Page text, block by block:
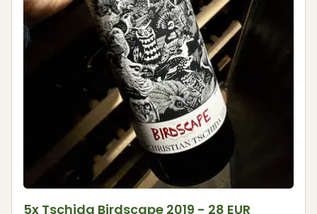
5x Tschida Birdscape 2019 - 28 EUR